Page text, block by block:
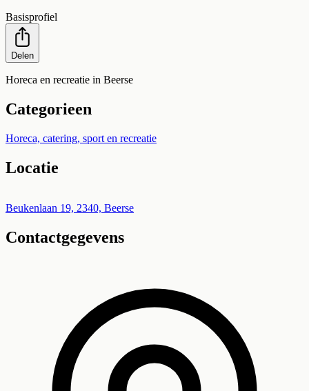
Basisprofiel
Delen
Horeca en recreatie in Beerse
Categorieen
Horeca, catering, sport en recreatie
Locatie
+
−
Beukenlaan 19, 2340, Beerse
Contactgegevens